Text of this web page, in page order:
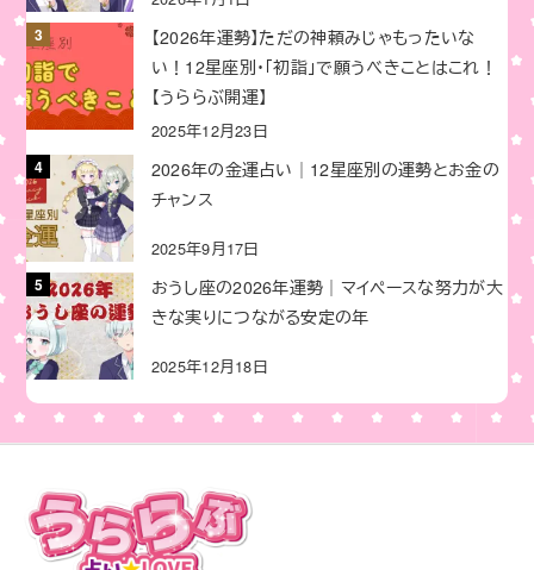
【2026年運勢】ただの神頼みじゃもったいな
い！12星座別・「初詣」で願うべきことはこれ！
【うららぶ開運】
2025年12月23日
2026年の金運占い｜12星座別の運勢とお金の
チャンス
2025年9月17日
おうし座の2026年運勢｜マイペースな努力が大
きな実りにつながる安定の年
2025年12月18日